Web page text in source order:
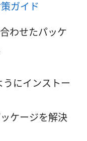
ガイド
わせたパッケ
にインストー
ケージを解決